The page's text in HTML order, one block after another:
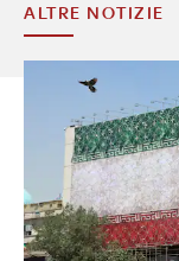
ALTRE NOTIZIE